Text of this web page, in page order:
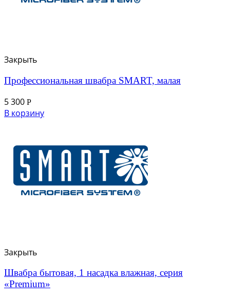
Закрыть
Профессиональная швабра SMART, малая
5 300 Р
В корзину
Закрыть
Швабра бытовая, 1 насадка влажная, серия
«Premium»